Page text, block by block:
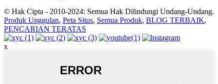
© Hak Cipta - 2010-2024: Semua Hak Dilindungi Undang-Undang.
Produk Unggulan, Peta Situs, Semua Produk, BLOG TERBAIK,
PENCARIAN TERATAS
x